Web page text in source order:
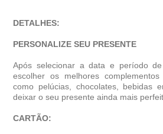
DETALHES:
PERSONALIZE SEU PRESENTE
Após selecionar a data e período
escolher os melhores
como pelúcias, chocolates, bebidas
deixar o seu presente ainda mais
CARTÃO: